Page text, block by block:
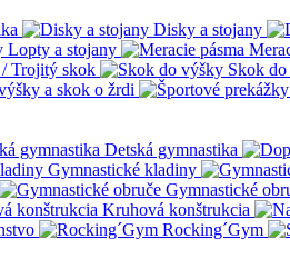
Disky a stojany
Lopty a stojany
Trojitý skok Skok
a skok o žrdi
Detská gymnastika
Gymnastické kladiny
Gymnastické
Kruhová konštrukcia
Rocking´Gym